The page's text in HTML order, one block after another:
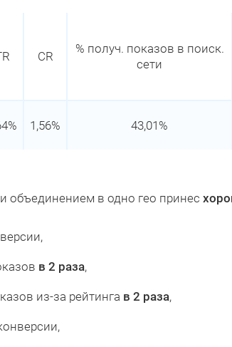
CR
% получ. показов в поиск.
сети
1,56% 43,01%
объединением в одно гео принес
в 2 раза,
из-за рейтинга в 2 раза,